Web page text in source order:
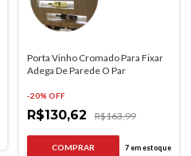
Porta Vinho Cromado Para Fixar
Adega De Parede O Par
-20% OFF
R$130,62 R$163,99
7em estoque